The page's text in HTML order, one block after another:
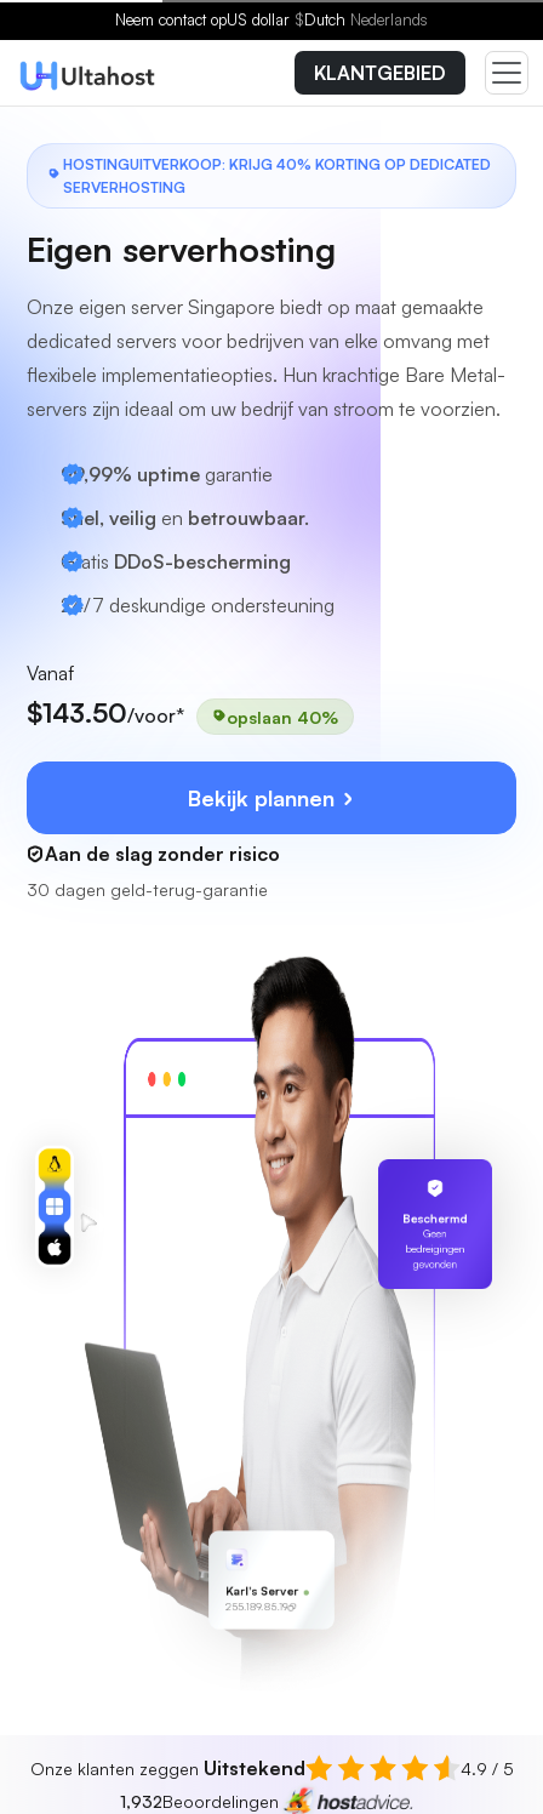
Neem contact opUS dollar $Dutch Nederlands
KLANTGEBIED
HOSTINGUITVERKOOP: KRIJG 40% KORTING OP DEDICATED
SERVERHOSTING
Eigen serverhosting
Onze eigen server Singapore biedt op maat gemaakte
dedicated servers voor bedrijven van elke omvang met
flexibele implementatieopties. Hun krachtige Bare Metal-
servers zijn ideaal om uw bedrijf van stroom te voorzien.
99,99% uptime garantie
Snel, veilig en betrouwbaar.
Gratis DDoS-bescherming
24/7 deskundige ondersteuning
Vanaf
$143.50/voor* opslaan 40%
Bekijk plannen
Aan de slag zonder risico
30 dagen geld-terug-garantie
Beschermd
Geen
bedreigingen
gevonden
Karl's Server
255.189.85.19
Onze klanten zeggen Uitstekend
4.9 / 5
1,932Beoordelingen